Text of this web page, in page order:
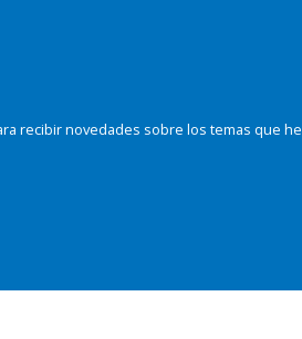
recibir novedades sobre los temas que he